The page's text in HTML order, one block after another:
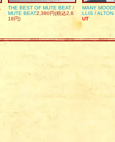
THE BEST OF MUTE BEAT /
MUTE BEAT2,380円(税込2,6
18円)
MANY
LLIS /
UT